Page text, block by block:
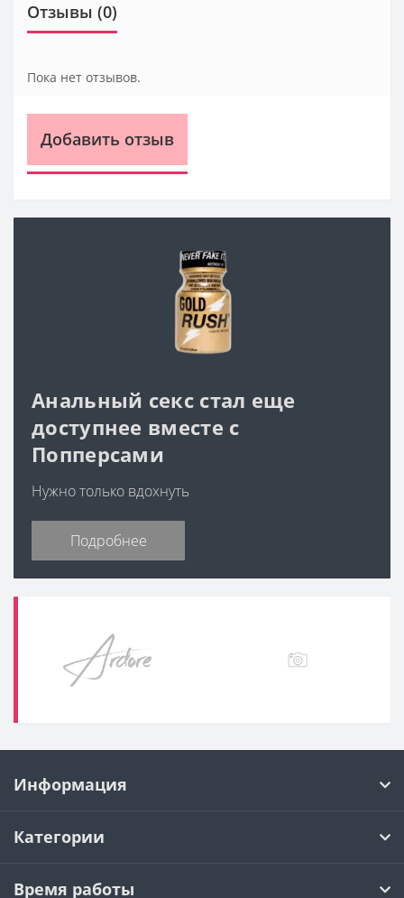
Отзывы (0)
Пока нет отзывов.
Добавить отзыв
Анальный секс стал еще
доступнее вместе с
Попперсами
Нужно только вдохнуть
Подробнее
Информация
Категории
Время работы